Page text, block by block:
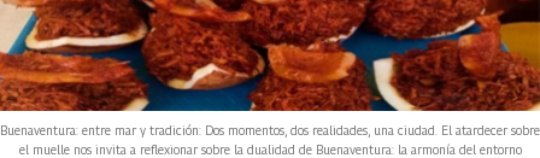
Buenaventura: entre mar y tradición: Dos momentos, dos realidades, una ciudad. El atardecer sobre
el muelle nos invita a reflexionar sobre la dualidad de Buenaventura: la armonía del entorno